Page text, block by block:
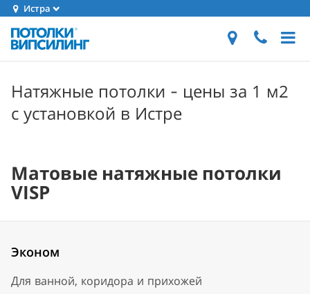
Истра
Натяжные потолки - цены за 1 м2
с установкой в Истре
Матовые натяжные потолки
VISP
Эконом
Для ванной, коридора и прихожей